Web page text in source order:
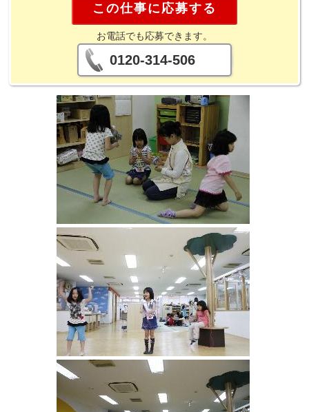
この仕事に応募する
お電話でも応募できます。
0120-314-506